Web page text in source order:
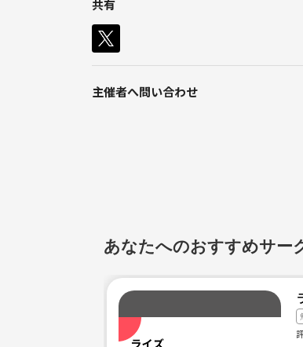
少しでもプログラミングに興味がある方
・参加条件
気軽に参加OKですが、プログラミングに
《つなげーと上でのLINE IDの交換・聞き出す行為は禁
共有
主催者へ問い合わせ
あなたへのおすすめサー